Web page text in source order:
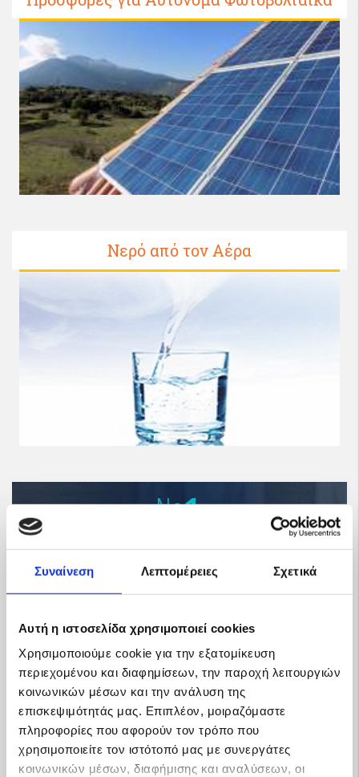
Συναίνεση Λεπτομέρειες Σχετικά
Αυτή η ιστοσελίδα χρησιμοποιεί cookies
Χρησιμοποιούμε cookie για την εξατομίκευση
περιεχομένου και διαφημίσεων, την παροχή λειτουργιών
κοινωνικών μέσων και την ανάλυση της
επισκεψιμότητάς μας. Επιπλέον, μοιραζόμαστε
πληροφορίες που αφορούν τον τρόπο που
χρησιμοποιείτε τον ιστότοπό μας με συνεργάτες
κοινωνικών μέσων, διαφήμισης και αναλύσεων, οι
Νερό από τον Αέρα
Προφίλ